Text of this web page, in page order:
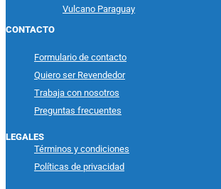
Vulcano Paraguay
CONTACTO
Formulario de contacto
Quiero ser Revendedor
Trabaja con nosotros
Preguntas frecuentes
LEGALES
Términos y condiciones
Políticas de privacidad